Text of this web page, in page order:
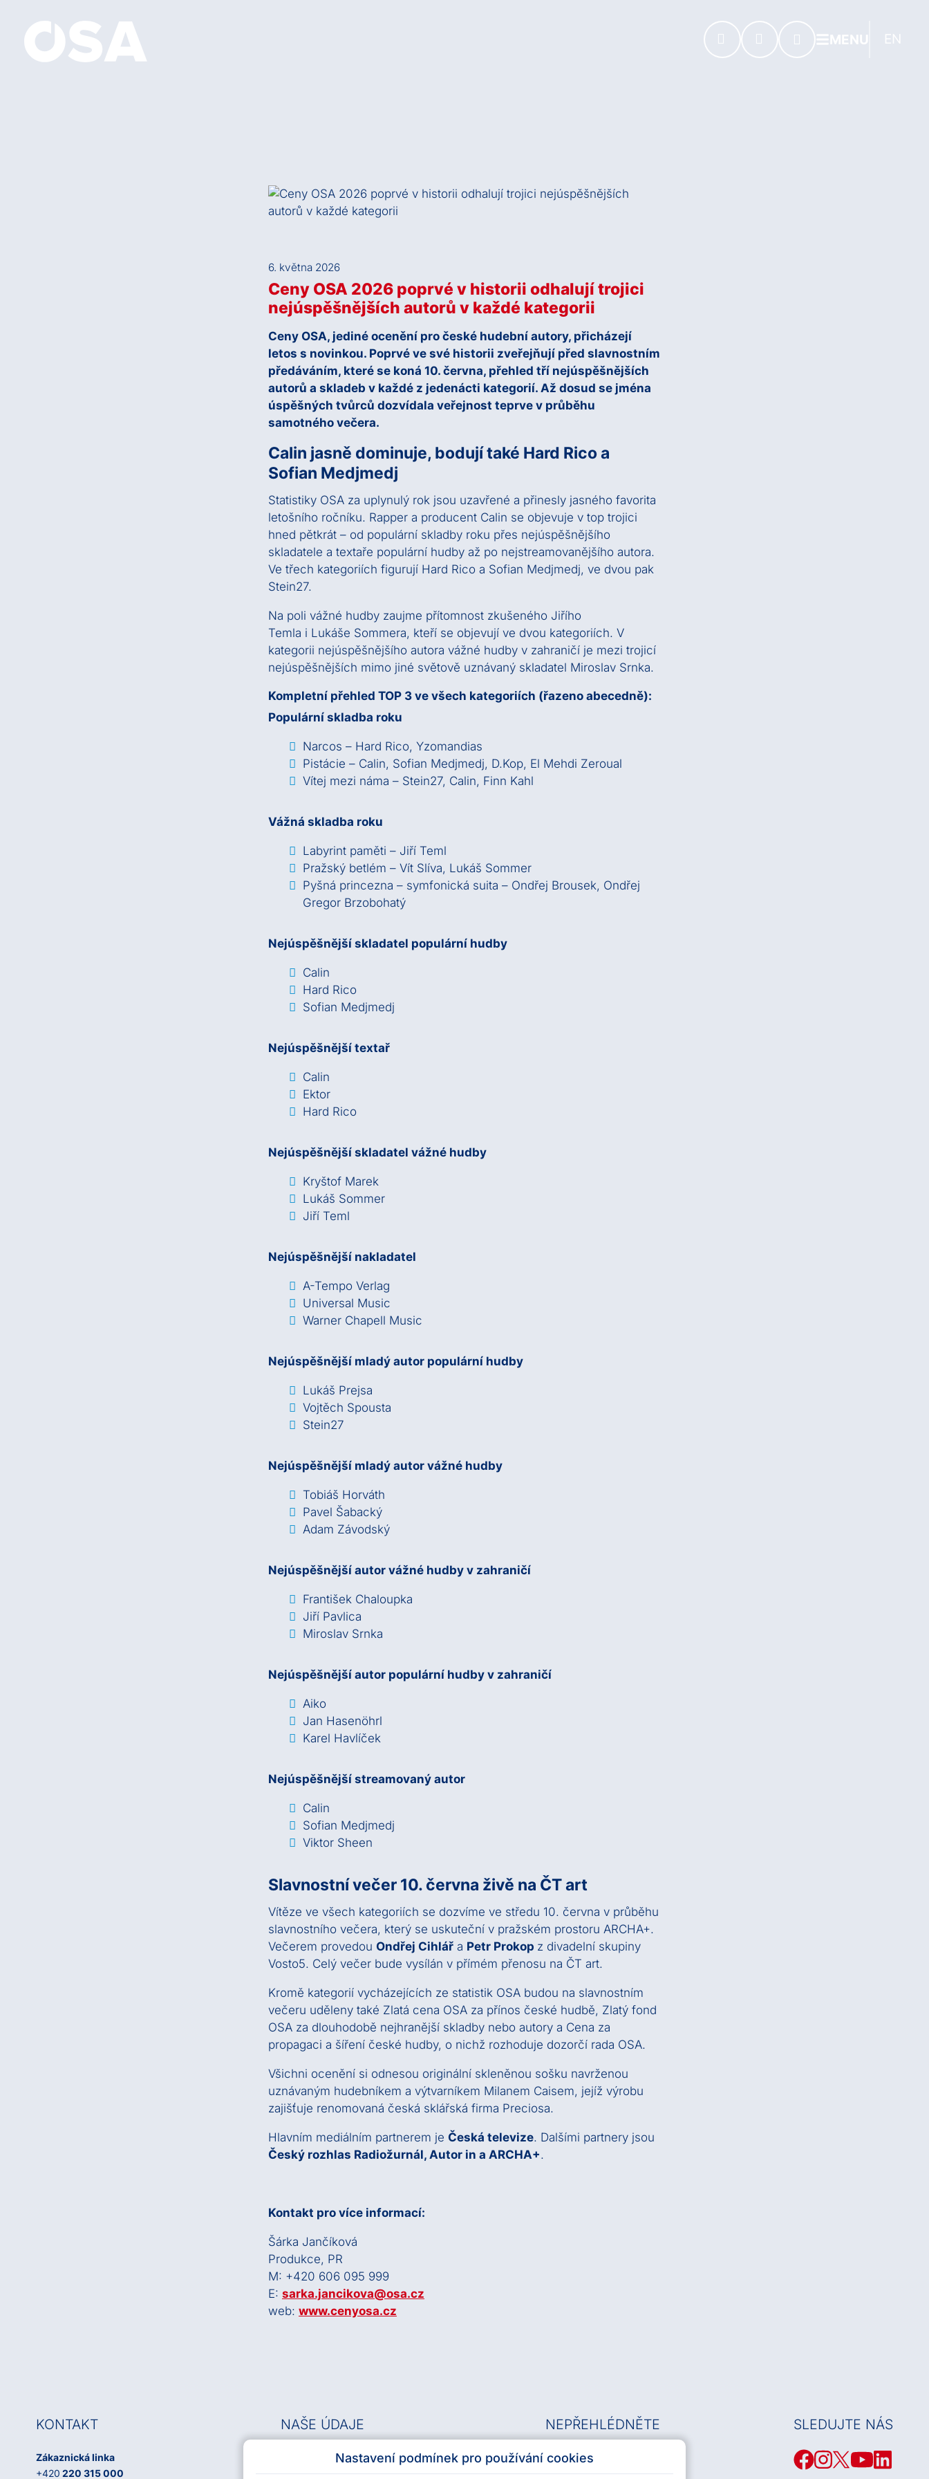
Nastavení podmínek pro používání cookies
MENU EN
6. května 2026
Ceny OSA 2026 poprvé v historii odhalují trojici
nejúspěšnějších autorů v každé kategorii
Ceny OSA, jediné ocenění pro české hudební autory, přicházejí
letos s novinkou. Poprvé ve své historii zveřejňují před slavnostním
předáváním, které se koná 10. června, přehled tří nejúspěšnějších
autorů a skladeb v každé z jedenácti kategorií. Až dosud se jména
úspěšných tvůrců dozvídala veřejnost teprve v průběhu
samotného večera.
Calin jasně dominuje, bodují také Hard Rico a
Sofian Medjmedj
Statistiky OSA za uplynulý rok jsou uzavřené a přinesly jasného favorita
letošního ročníku. Rapper a producent Calin se objevuje v top trojici
hned pětkrát – od populární skladby roku přes nejúspěšnějšího
skladatele a textaře populární hudby až po nejstreamovanějšího autora.
Ve třech kategoriích figurují Hard Rico a Sofian Medjmedj, ve dvou pak
Stein27.
Na poli vážné hudby zaujme přítomnost zkušeného Jiřího
Temla i Lukáše Sommera, kteří se objevují ve dvou kategoriích. V
kategorii nejúspěšnějšího autora vážné hudby v zahraničí je mezi trojicí
nejúspěšnějších mimo jiné světově uznávaný skladatel Miroslav Srnka.
Kompletní přehled TOP 3 ve všech kategoriích (řazeno abecedně):
Populární skladba roku
Narcos – Hard Rico, Yzomandias
Pistácie – Calin, Sofian Medjmedj, D.Kop, El Mehdi Zeroual
Vítej mezi náma – Stein27, Calin, Finn Kahl
Vážná skladba roku
Labyrint paměti – Jiří Teml
Pražský betlém – Vít Slíva, Lukáš Sommer
Pyšná princezna – symfonická suita – Ondřej Brousek, Ondřej
Gregor Brzobohatý
Nejúspěšnější skladatel populární hudby
Calin
Hard Rico
Sofian Medjmedj
Nejúspěšnější textař
Calin
Ektor
Hard Rico
Nejúspěšnější skladatel vážné hudby
Kryštof Marek
Lukáš Sommer
Jiří Teml
Nejúspěšnější nakladatel
A-Tempo Verlag
Universal Music
Warner Chapell Music
Nejúspěšnější mladý autor populární hudby
Lukáš Prejsa
Vojtěch Spousta
Stein27
Nejúspěšnější mladý autor vážné hudby
Tobiáš Horváth
Pavel Šabacký
Adam Závodský
Nejúspěšnější autor vážné hudby v zahraničí
František Chaloupka
Jiří Pavlica
Miroslav Srnka
Nejúspěšnější autor populární hudby v zahraničí
Aiko
Jan Hasenöhrl
Karel Havlíček
Nejúspěšnější streamovaný autor
Calin
Sofian Medjmedj
Viktor Sheen
Slavnostní večer 10. června živě na ČT art
Vítěze ve všech kategoriích se dozvíme ve středu 10. června v průběhu
slavnostního večera, který se uskuteční v pražském prostoru ARCHA+.
Večerem provedou Ondřej Cihlář a Petr Prokop z divadelní skupiny
Vosto5. Celý večer bude vysílán v přímém přenosu na ČT art.
Kromě kategorií vycházejících ze statistik OSA budou na slavnostním
večeru uděleny také Zlatá cena OSA za přínos české hudbě, Zlatý fond
OSA za dlouhodobě nejhranější skladby nebo autory a Cena za
propagaci a šíření české hudby, o nichž rozhoduje dozorčí rada OSA.
Všichni ocenění si odnesou originální skleněnou sošku navrženou
uznávaným hudebníkem a výtvarníkem Milanem Caisem, jejíž výrobu
zajišťuje renomovaná česká sklářská firma Preciosa.
Hlavním mediálním partnerem je Česká televize. Dalšími partnery jsou
Český rozhlas Radiožurnál, Autor in a ARCHA+.
Kontakt pro více informací:
Šárka Jančíková
Produkce, PR
M: +420 606 095 999
E: sarka.jancikova@osa.cz
web: www.cenyosa.cz
KONTAKT
Zákaznická linka
+420 220 315 000
NAŠE ÚDAJE
IČO: 63839997|DIČ: CZ63839997
NEPŘEHLÉDNĚTE
Databáze hudebních děl
Archiv OSA
SLEDUJTE NÁS